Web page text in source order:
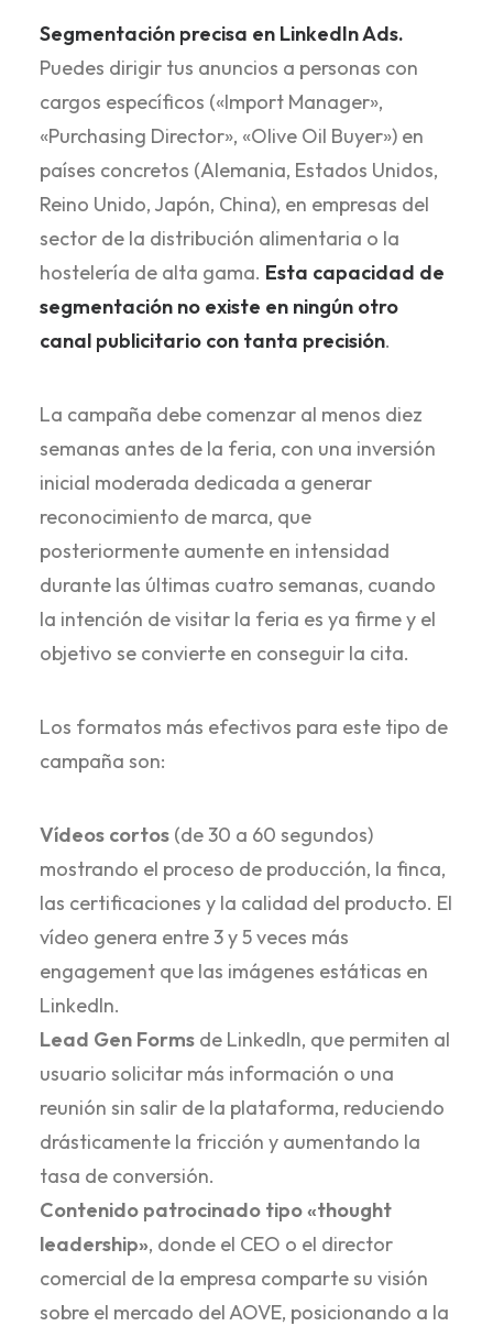
Segmentación precisa en LinkedIn Ads.
Puedes dirigir tus anuncios a personas con
cargos específicos («Import Manager»,
«Purchasing Director», «Olive Oil Buyer») en
países concretos (Alemania, Estados Unidos,
Reino Unido, Japón, China), en empresas del
sector de la distribución alimentaria o la
hostelería de alta gama. Esta capacidad de
segmentación no existe en ningún otro
canal publicitario con tanta precisión.
La campaña debe comenzar al menos diez
semanas antes de la feria, con una inversión
inicial moderada dedicada a generar
reconocimiento de marca, que
posteriormente aumente en intensidad
durante las últimas cuatro semanas, cuando
la intención de visitar la feria es ya firme y el
objetivo se convierte en conseguir la cita.
Los formatos más efectivos para este tipo de
campaña son:
Vídeos cortos (de 30 a 60 segundos)
mostrando el proceso de producción, la finca,
las certificaciones y la calidad del producto. El
vídeo genera entre 3 y 5 veces más
engagement que las imágenes estáticas en
LinkedIn.
Lead Gen Forms de LinkedIn, que permiten al
usuario solicitar más información o una
reunión sin salir de la plataforma, reduciendo
drásticamente la fricción y aumentando la
tasa de conversión.
Contenido patrocinado tipo «thought
leadership», donde el CEO o el director
comercial de la empresa comparte su visión
sobre el mercado del AOVE, posicionando a la